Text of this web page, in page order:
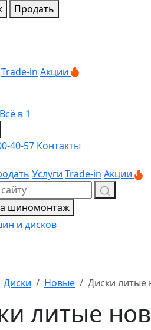
Продать
Trade-in Акции
40-57 Контакты
Услуги Trade-in Акции
шиномонтаж
Диски Новые Диски литые
литые